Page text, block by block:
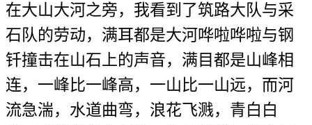
在大山大河之旁，我看到了筑路大队与采
石队的劳动，满耳都是大河哗啦哗啦与钢
钎撞击在山石上的声音，满目都是山峰相
连，一峰比一峰高，一山比一山远，而河
流急湍，水道曲弯，浪花飞溅，青白白